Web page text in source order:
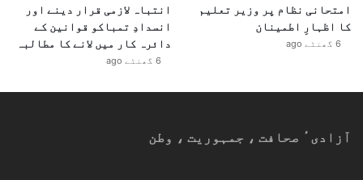
امتحانی نظام پر وزیر تعلیم
کا اظہارِ اطمینان
6 گھنٹے ago
انتباہ لازمی قرار دینے اور
انسدادِ تمباکو قوانین کے
دائرہ کار میں لانے کا مطالبہ
6 گھنٹے ago
آزادیٴ صحافت ، جمہوریت ، وطن